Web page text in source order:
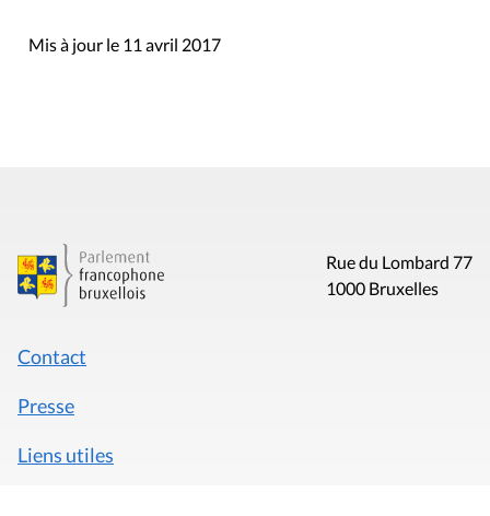
Mis à jour le 11 avril 2017
Rue du Lombard 77
1000 Bruxelles
Contact
Presse
Liens utiles